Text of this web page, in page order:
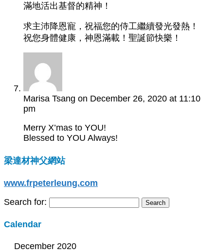
滿地活出基督的精神！
求主沛降恩寵，祝福您的侍工繼續發光發熱！
祝您身體健康，神恩滿載！聖誕節快樂！
Marisa Tsang on December 26, 2020 at 11:10
pm
Merry X’mas to YOU!
Blessed to YOU Always!
梁達材神父網站
www.frpeterleung.com
Search for:
Calendar
December 2020